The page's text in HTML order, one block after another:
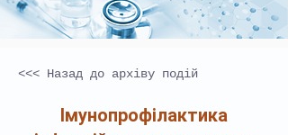
<<< Назад до архіву подій
Імунопрофілактика